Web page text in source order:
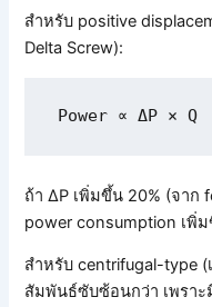
สำหรับ positive
Delta Screw):
Power ∝ ΔP × Q
ถ้า ΔP เพิ่มขึ้น 20% (จาก
power consumption เพิ่
สำหรับ centrifugal-type (
สัมพันธ์ซับซ้อนกว่า เพรา